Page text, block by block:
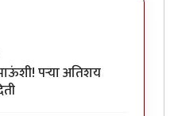
भोचकपर्‍या अतिशय